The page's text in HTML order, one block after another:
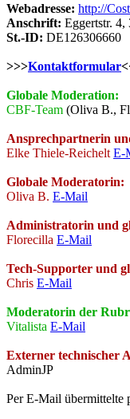
Webadresse: http://
Anschrift: Eggertstr. 4,
St.-ID: DE126306660
>>>Kontaktformular
Globale Moderation:
CBF-Team (Oliva B.,
Ansprechpartnerin
Elke Thiele-Reichelt E-
Globale Moderatorin:
Oliva B. E-Mail
Administratorin und
Florecilla E-Mail
Tech-Supporter und
Chris E-Mail
Moderatorin der
Vitalista E-Mail
Externer technischer
AdminJP
Per E-Mail übermittelte